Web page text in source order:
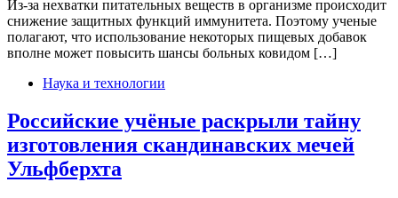
Из-за нехватки питательных веществ в организме происходит
снижение защитных функций иммунитета. Поэтому ученые
полагают, что использование некоторых пищевых добавок
вполне может повысить шансы больных ковидом […]
Наука и технологии
Российские учёные раскрыли тайну
изготовления скандинавских мечей
Ульфберхта